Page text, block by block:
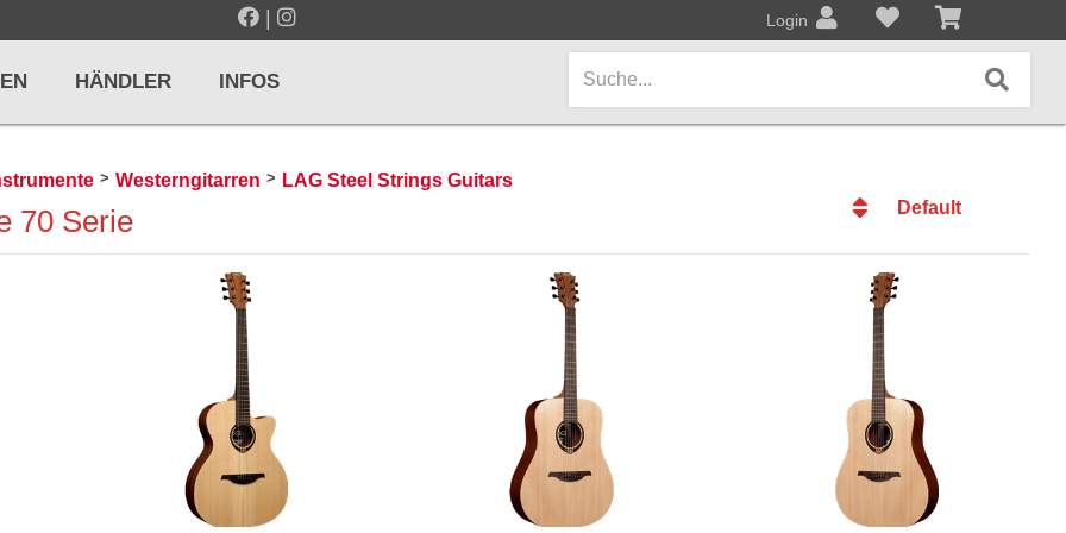
| Login
/ METRONOME
Taktelle
und Stimmgeräte
AMPS / EFFEKTPEDALE
Keyboards / Pianos
BLECHBLASINSTRUMENTE
HÄNDLER INFOS
> Westerngitarren > LAG Steel Strings Guitars
70 Serie
Default
Datum
Preis
Preis